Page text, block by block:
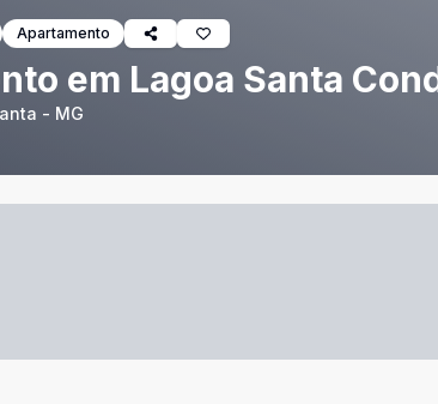
Apartamento
em Lagoa Santa
- MG